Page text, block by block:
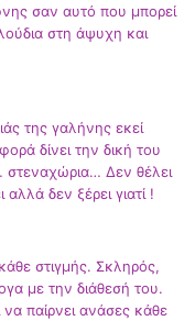
σαν αυτό που μπορεί
στη άψυχη και
της γαλήνης εκεί
δίνει την δική του
στεναχώρια… Δεν θέλει
δεν ξέρει γιατί !
στιγμής. Σκληρός,
με την διάθεσή του.
παίρνει ανάσες κάθε